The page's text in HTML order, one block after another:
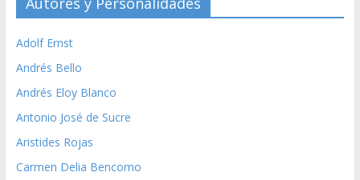
Adolf Ernst
Andrés Bello
Andrés Eloy Blanco
Antonio José de Sucre
Aristides Rojas
Carmen Delia Bencomo